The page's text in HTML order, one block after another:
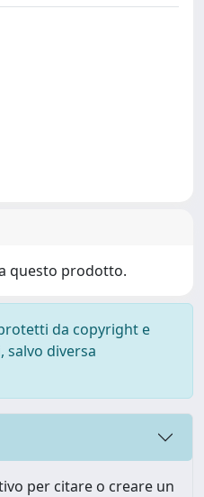
questo prodotto.
da copyright e
diversa
per citare o creare un